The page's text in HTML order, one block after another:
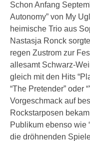
Schon Anfang
Autonomy” von My
heimische Trio aus
Nastasja Ronck
regen Zustrom zur
allesamt Schwarz-
gleich mit den Hits
“The Pretender” oder
Vorgeschmack auf
Rockstarposen
Publikum ebenso wie
die dröhnenden